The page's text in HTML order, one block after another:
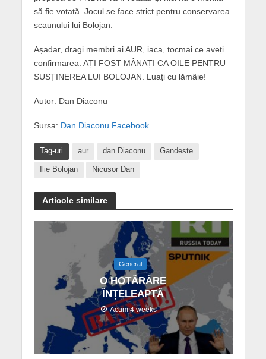
să fie votată. Jocul se face strict pentru conservarea
scaunului lui Bolojan.
Așadar, dragi membri ai AUR, iaca, tocmai ce aveți
confirmarea: AȚI FOST MÂNAȚI CA OILE PENTRU
SUSȚINEREA LUI BOLOJAN. Luați cu lămâie!
Autor: Dan Diaconu
Sursa: Dan Diaconu Facebook
Tag-uri aur dan Diaconu Gandeste
Ilie Bolojan Nicusor Dan
Articole similare
General
O HOTĂRÂRE
ÎNȚELEAPTĂ
Acum 4 weeks